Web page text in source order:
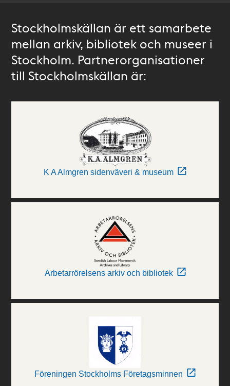
Stockholmskällan är ett samarbete
mellan arkiv, bibliotek och museer i
Stockholm. Partnerorganisationer
till Stockholmskällan är:
K A Almgren sidenväveri & museum
Arbetarrörelsens arkiv och bibliotek
Föreningen Stockholms Företagsminnen